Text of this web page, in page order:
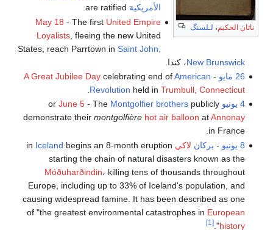
ناثان الحكيم، لـلسنگ
الأمريكية
May 18 - The first United Empire
Loyalists , fleeing the new United
States, reach Parrtown inSaint John,
New Brunswick، كندا.
26 مايو
-
A Great Jubilee Daycelebrating end ofAmerican
Revolution held in Trumbull, Connecticut
4 يونيو
or
June 5- The Montgolfier brotherspublicly
demonstrate their montgolfière hot air balloon atAnnonay
in France.
8 يونيو
- بركان لاكي Iceland begins an 8-month eruption
starting the chain of natural disasters known as the
Móðuharðindin، killing tens of thousands throughout
Europe, including up to 33% of Iceland's population, and
causing widespread famine. It has been described as one
of "the greatest environmental catastrophes in European
history
".
[1]